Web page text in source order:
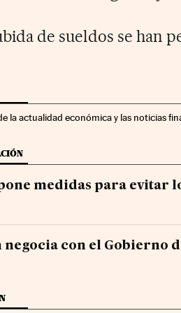
de sueldos se han
la actualidad económica y las noticias
medidas para evitar
negocia con el Gobierno